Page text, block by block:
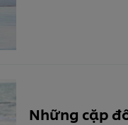
Những cặp